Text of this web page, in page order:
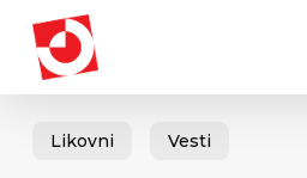
main
Likovni Vesti